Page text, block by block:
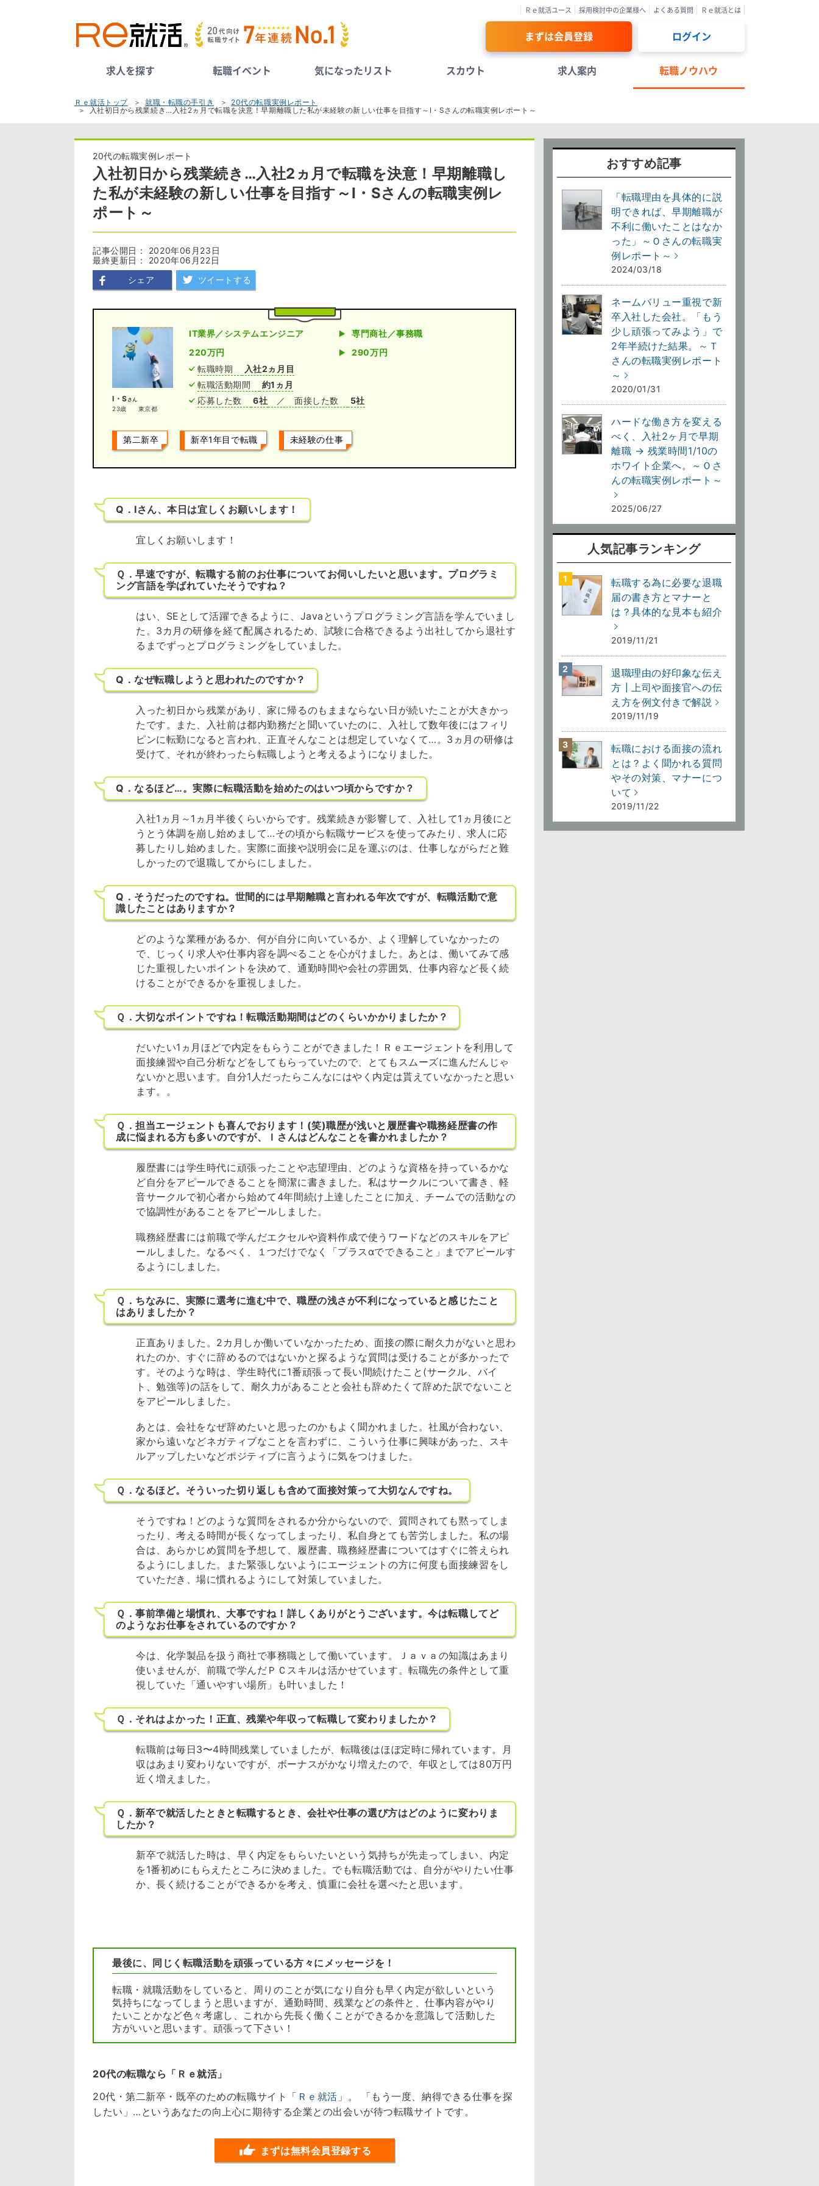
Ｒｅ就活ユース 採用検討中の企業様へ よくある質問 Ｒｅ就活とは
まずは会員登録 ログイン
求人を探す 転職イベント 気になったリスト スカウト 求人案内 転職ノウハウ
Ｒｅ就活トップ 就職・転職の手引き
20代の転職実例レポート
入社初日から残業続き…入社2ヵ月で転職を決意！早期離職した私が未経験の新しい仕事を目指す～I・Sさんの転職実例レポート～
20代の転職実例レポート
入社初日から残業続き…入社2ヵ月で転職を決意！早期離職し
た私が未経験の新しい仕事を目指す～I・Sさんの転職実例レ
ポート～
記事公開日： 2020年06月23日
最終更新日： 2020年06月22日
シェア
ツイートする
I・S さん
23歳 東京都
IT業界／システムエンジニア
専門商社／事務職
220万円
290万円
転職時期
入社2ヵ月目
転職活動期間
約1ヵ月
応募した数
6社 ／ 面接した数 5社
第二新卒 新卒1年目で転職 未経験の仕事
Q．Iさん、本日は宜しくお願いします！
宜しくお願いします！
Ｑ．早速ですが、転職する前のお仕事についてお伺いしたいと思います。プログラミ
ング言語を学ばれていたそうですね？
はい、SEとして活躍できるように、Javaというプログラミング言語を学んでいまし
た。3カ月の研修を経て配属されるため、試験に合格できるよう出社してから退社す
るまでずっとプログラミングをしていました。
Q．なぜ転職しようと思われたのですか？
入った初日から残業があり、家に帰るのもままならない日が続いたことが大きかっ
たです。また、入社前は都内勤務だと聞いていたのに、入社して数年後にはフィリ
ピンに転勤になると言われ、正直そんなことは想定していなくて…。3ヵ月の研修は
受けて、それが終わったら転職しようと考えるようになりました。
Q．なるほど…。実際に転職活動を始めたのはいつ頃からですか？
入社1ヵ月～1ヵ月半後くらいからです。残業続きが影響して、入社して1ヵ月後にと
うとう体調を崩し始めまして…その頃から転職サービスを使ってみたり、求人に応
募したりし始めました。実際に面接や説明会に足を運ぶのは、仕事しながらだと難
しかったので退職してからにしました。
Q．そうだったのですね。世間的には早期離職と言われる年次ですが、転職活動で意
識したことはありますか？
どのような業種があるか、何が自分に向いているか、よく理解していなかったの
で、じっくり求人や仕事内容を調べることを心がけました。あとは、働いてみて感
じた重視したいポイントを決めて、通勤時間や会社の雰囲気、仕事内容など長く続
けることができるかを重視しました。
Ｑ．大切なポイントですね！転職活動期間はどのくらいかかりましたか？
だいたい1ヵ月ほどで内定をもらうことができました！Ｒｅエージェントを利用して
面接練習や自己分析などをしてもらっていたので、とてもスムーズに進んだんじゃ
ないかと思います。自分1人だったらこんなにはやく内定は貰えていなかったと思い
ます。。
Ｑ．担当エージェントも喜んでおります！(笑)職歴が浅いと履歴書や職務経歴書の作
成に悩まれる方も多いのですが、Ｉさんはどんなことを書かれましたか？
履歴書には学生時代に頑張ったことや志望理由、どのような資格を持っているかな
ど自分をアピールできることを簡潔に書きました。私はサークルについて書き、軽
音サークルで初心者から始めて4年間続け上達したことに加え、チームでの活動なの
で協調性があることをアピールしました。
職務経歴書には前職で学んだエクセルや資料作成で使うワードなどのスキルをアピ
ールしました。なるべく、１つだけでなく「プラスαでできること」までアピールす
るようにしました。
Ｑ．ちなみに、実際に選考に進む中で、職歴の浅さが不利になっていると感じたこと
はありましたか？
正直ありました。2カ月しか働いていなかったため、面接の際に耐久力がないと思わ
れたのか、すぐに辞めるのではないかと探るような質問は受けることが多かったで
す。そのような時は、学生時代に1番頑張って長い間続けたこと(サークル、バイ
ト、勉強等)の話をして、耐久力があることと会社も辞めたくて辞めた訳でないこと
をアピールしました。
あとは、会社をなぜ辞めたいと思ったのかもよく聞かれました。社風が合わない、
家から遠いなどネガティブなことを言わずに、こういう仕事に興味があった、スキ
ルアップしたいなどポジティブに言うように気をつけました。
Ｑ．なるほど。そういった切り返しも含めて面接対策って大切なんですね。
そうですね！どのような質問をされるか分からないので、質問されても黙ってしま
ったり、考える時間が長くなってしまったり、私自身とても苦労しました。私の場
合は、あらかじめ質問を予想して、履歴書、職務経歴書についてはすぐに答えられ
るようにしました。また緊張しないようにエージェントの方に何度も面接練習をし
ていただき、場に慣れるようにして対策していました。
Ｑ．事前準備と場慣れ、大事ですね！詳しくありがとうございます。今は転職してど
のようなお仕事をされているのですか？
今は、化学製品を扱う商社で事務職として働いています。Ｊａｖａの知識はあまり
使いませんが、前職で学んだＰＣスキルは活かせています。転職先の条件として重
視していた「通いやすい場所」も叶いました！
Ｑ．それはよかった！正直、残業や年収って転職して変わりましたか？
転職前は毎日3〜4時間残業していましたが、転職後はほぼ定時に帰れています。月
収はあまり変わりないですが、ボーナスがかなり増えたので、年収としては80万円
近く増えました。
Ｑ．新卒で就活したときと転職するとき、会社や仕事の選び方はどのように変わりま
したか？
新卒で就活した時は、早く内定をもらいたいという気持ちが先走ってしまい、内定
を1番初めにもらえたところに決めました。でも転職活動では、自分がやりたい仕事
か、長く続けることができるかを考え、慎重に会社を選べたと思います。
最後に、同じく転職活動を頑張っている方々にメッセージを！
転職・就職活動をしていると、周りのことが気になり自分も早く内定が欲しいという
気持ちになってしまうと思いますが、通勤時間、残業などの条件と、仕事内容がやり
たいことかなど色々考慮し、これから先長く働くことができるかを意識して活動した
方がいいと思います。頑張って下さい！
20代の転職なら「Ｒｅ就活」
20代・第二新卒・既卒のための転職サイト「 Ｒｅ就活 」。 「もう一度、納得できる仕事を探
したい」…というあなたの向上心に期待する企業との出会いが待つ転職サイトです。
まずは無料会員登録する
おすすめ記事
「転職理由を具体的に説
明できれば、早期離職が
不利に働いたことはなか
った」～Ｏさんの転職実
例レポート～
2024/03/18
ネームバリュー重視で新
卒入社した会社。「もう
少し頑張ってみよう」で
2年半続けた結果。～Ｔ
さんの転職実例レポート
～
2020/01/31
ハードな働き方を変える
べく、入社2ヶ月で早期
離職 → 残業時間1/10の
ホワイト企業へ。～Ｏさ
んの転職実例レポート～
2025/06/27
人気記事ランキング
転職する為に必要な退職
届の書き方とマナーと
は？具体的な見本も紹介
2019/11/21
退職理由の好印象な伝え
方┃上司や面接官への伝
え方を例文付きで解説
2019/11/19
転職における面接の流れ
とは？よく聞かれる質問
やその対策、マナーにつ
いて
2019/11/22